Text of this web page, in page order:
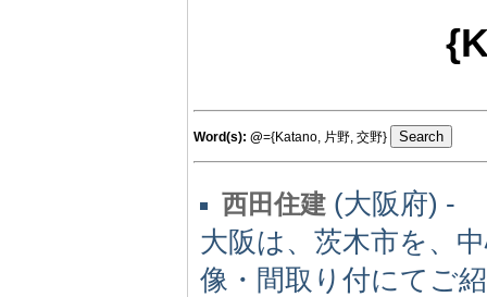
Word(s): @={Katano, 片野, 交野}
西田住建 (大阪府) -
大阪は、茨木市を、
像・間取り付にてご